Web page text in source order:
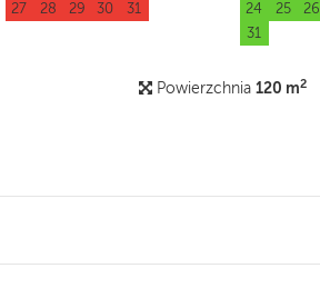
27
28 29 30 31
24
25 26
31
Powierzchnia120 m2